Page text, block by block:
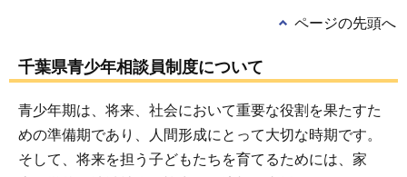
ページの先頭へ
千葉県青少年相談員制度について
青少年期は、将来、社会において重要な役割を果たすた
めの準備期であり、人間形成にとって大切な時期です。
そして、将来を担う子どもたちを育てるためには、家